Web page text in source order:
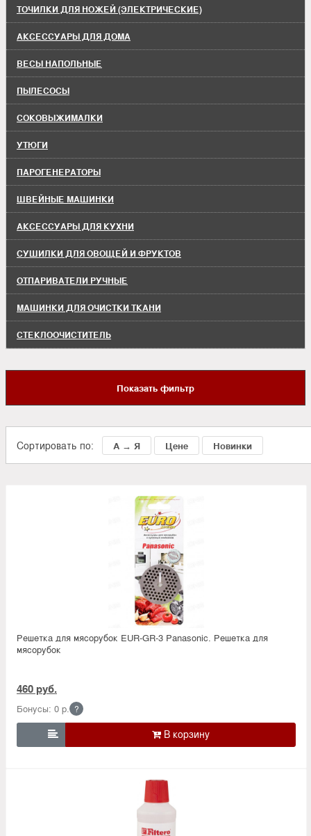
ТОЧИЛКИ ДЛЯ НОЖЕЙ (ЭЛЕКТРИЧЕСКИЕ)
АКСЕССУАРЫ ДЛЯ ДОМА
ВЕСЫ НАПОЛЬНЫЕ
ПЫЛЕСОСЫ
СОКОВЫЖИМАЛКИ
УТЮГИ
ПАРОГЕНЕРАТОРЫ
ШВЕЙНЫЕ МАШИНКИ
АКСЕССУАРЫ ДЛЯ КУХНИ
СУШИЛКИ ДЛЯ ОВОЩЕЙ И ФРУКТОВ
ОТПАРИВАТЕЛИ РУЧНЫЕ
МАШИНКИ ДЛЯ ОЧИСТКИ ТКАНИ
СТЕКЛООЧИСТИТЕЛЬ
Показать фильтр
Сортировать по: А → Я Цене Новинки
Решетка для мясорубок EUR-GR-3 Panasonic. Решетка для
мясорубок
460 руб.
Бонусы: 0 р. ?
